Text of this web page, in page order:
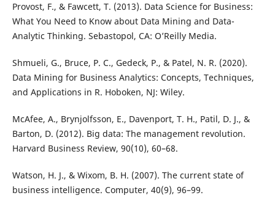
Provost, F., & Fawcett, T. (2013). Data Science for Business:
What You Need to Know about Data Mining and Data-
Analytic Thinking. Sebastopol, CA: O’Reilly Media.
Shmueli, G., Bruce, P. C., Gedeck, P., & Patel, N. R. (2020).
Data Mining for Business Analytics: Concepts, Techniques,
and Applications in R. Hoboken, NJ: Wiley.
McAfee, A., Brynjolfsson, E., Davenport, T. H., Patil, D. J., &
Barton, D. (2012). Big data: The management revolution.
Harvard Business Review, 90(10), 60–68.
Watson, H. J., & Wixom, B. H. (2007). The current state of
business intelligence. Computer, 40(9), 96–99.